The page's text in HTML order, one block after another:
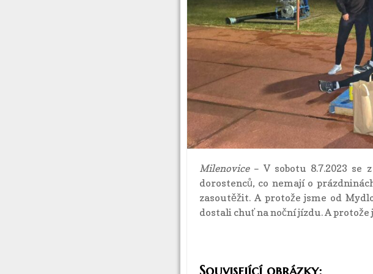
Milenovice– V sobotu 8.7.2023 se
dorostenců, co nemají o
zasoutěžit. A protože jsme od
dostali chuť na noční jízdu. A
Související obrázky: